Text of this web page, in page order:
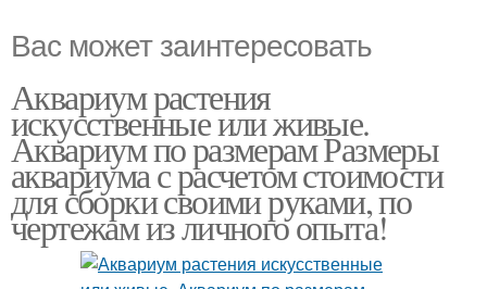
Вас может заинтересовать
Аквариум растения
искусственные или живые.
Аквариум по размерам Размеры
аквариума с расчетом стоимости
для сборки своими руками, по
чертежам из личного опыта!